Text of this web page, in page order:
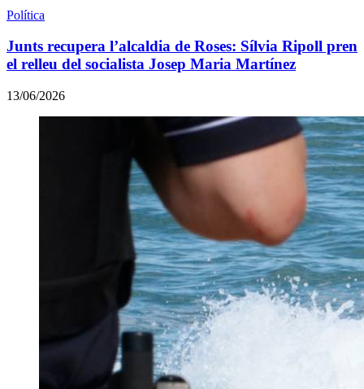
Política
Junts recupera l’alcaldia de Roses: Sílvia Ripoll pren
el relleu del socialista Josep Maria Martínez
13/06/2026